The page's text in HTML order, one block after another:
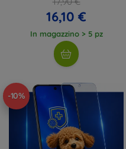
16,10 €
In magazzino > 5 pz
-10%